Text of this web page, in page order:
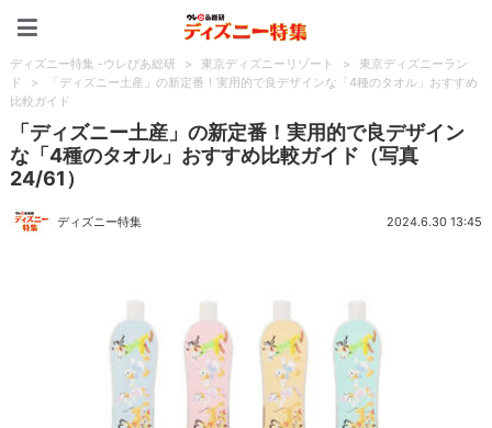
ディズニー特集 -ウレぴあ総研 > 東京ディズニーリゾート >
東京ディズニーラン
ド
>
「ディズニー土産」の新定番！実用的で良デザインな「4種のタオル」おすすめ
比較ガイド
「ディズニー土産」の新定番！実用的で良デザイン
な「4種のタオル」おすすめ比較ガイド（写真
24/61）
ディズニー特集 2024.6.30 13:45